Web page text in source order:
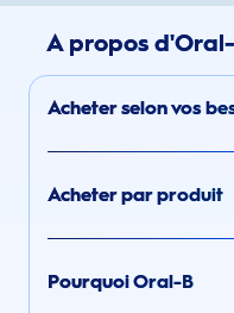
A propos
Acheter selon vos
Acheter par produit
Pourquoi Oral-B